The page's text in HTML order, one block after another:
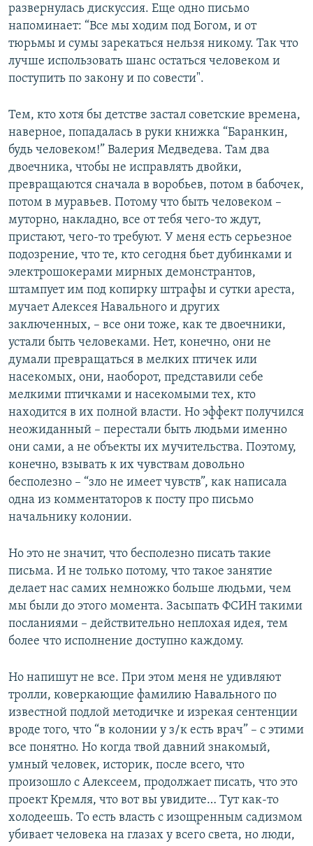
развернулась дискуссия. Еще одно письмо
напоминает: “Все мы ходим под Богом, и от
тюрьмы и сумы зарекаться нельзя никому. Так что
лучше использовать шанс остаться человеком и
поступить по закону и по совести".
Тем, кто хотя бы детстве застал советские времена,
наверное, попадалась в руки книжка “Баранкин,
будь человеком!” Валерия Медведева. Там два
двоечника, чтобы не исправлять двойки,
превращаются сначала в воробьев, потом в бабочек,
потом в муравьев. Потому что быть человеком –
муторно, накладно, все от тебя чего-то ждут,
пристают, чего-то требуют. У меня есть серьезное
подозрение, что те, кто сегодня бьет дубинками и
электрошокерами мирных демонстрантов,
штампует им под копирку штрафы и сутки ареста,
мучает Алексея Навального и других
заключенных, – все они тоже, как те двоечники,
устали быть человеками. Нет, конечно, они не
думали превращаться в мелких птичек или
насекомых, они, наоборот, представили себе
мелкими птичками и насекомыми тех, кто
находится в их полной власти. Но эффект получился
неожиданный – перестали быть людьми именно
они сами, а не объекты их мучительства. Поэтому,
конечно, взывать к их чувствам довольно
бесполезно – “зло не имеет чувств”, как написала
одна из комментаторов к посту про письмо
начальнику колонии.
Но это не значит, что бесполезно писать такие
письма. И не только потому, что такое занятие
делает нас самих немножко больше людьми, чем
мы были до этого момента. Засыпать ФСИН такими
посланиями – действительно неплохая идея, тем
более что исполнение доступно каждому.
Но напишут не все. При этом меня не удивляют
тролли, коверкающие фамилию Навального по
известной подлой методичке и изрекая сентенции
вроде того, что “в колонии у з/к есть врач” – с этими
все понятно. Но когда твой давний знакомый,
умный человек, историк, после всего, что
произошло с Алексеем, продолжает писать, что это
проект Кремля, что вот вы увидите… Тут как-то
холодеешь. То есть власть с изощренным садизмом
убивает человека на глазах у всего света, но люди,